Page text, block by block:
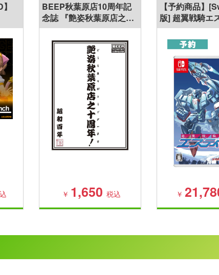
BEEP秋葉原店10周年記
念誌 『艶姿秋葉原店之十
周年！』
￥ 1,650 税込
【予約商品】
版] 超翼戦騎エ
￥